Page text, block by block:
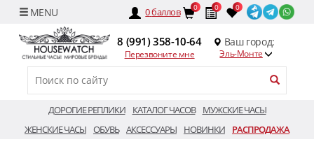
0баллов 0 0 0
8 (991) 358-10-64
Перезвоните мне
Ваш город:
Эль-Монте
ДОРОГИЕ РЕПЛИКИ КАТАЛОГ ЧАСОВ
МУЖСКИЕ ЧАСЫ
ЖЕНСКИЕ ЧАСЫ ОБУВЬ АКСЕССУАРЫ НОВИНКИ РАСПРОДАЖА